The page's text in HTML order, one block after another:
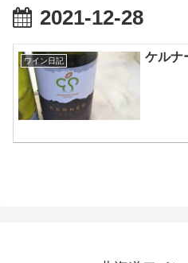
2021-12-28
ワイン日記 ケルナ